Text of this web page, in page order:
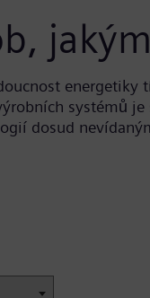
systémů
dosud